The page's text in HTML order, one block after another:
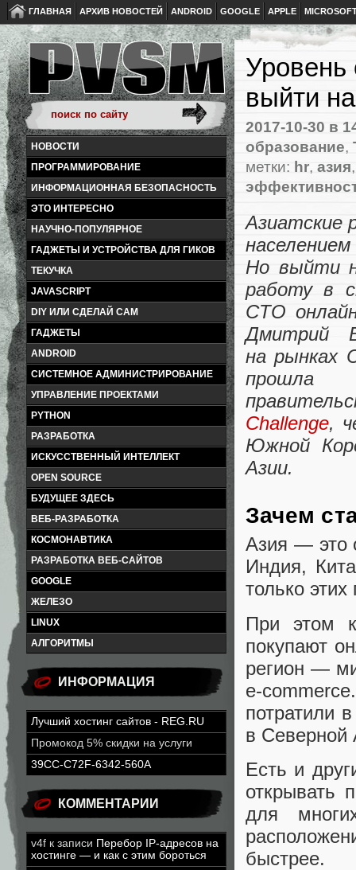
ГЛАВНАЯ АРХИВ НОВОСТЕЙ ANDROID GOOGLE APPLE
НОВОСТИ
ПРОГРАММИРОВАНИЕ
ИНФОРМАЦИОННАЯ БЕЗОПАСНОСТЬ
ЭТО ИНТЕРЕСНО
НАУЧНО-ПОПУЛЯРНОЕ
ГАДЖЕТЫ И УСТРОЙСТВА ДЛЯ ГИКОВ
ТЕКУЧКА
JAVASCRIPT
DIY ИЛИ СДЕЛАЙ САМ
ГАДЖЕТЫ
ANDROID
СИСТЕМНОЕ АДМИНИСТРИРОВАНИЕ
УПРАВЛЕНИЕ ПРОЕКТАМИ
PYTHON
РАЗРАБОТКА
ИСКУССТВЕННЫЙ ИНТЕЛЛЕКТ
OPEN SOURCE
БУДУЩЕЕ ЗДЕСЬ
ВЕБ-РАЗРАБОТКА
КОСМОНАВТИКА
РАЗРАБОТКА ВЕБ-САЙТОВ
GOOGLE
ЖЕЛЕЗО
LINUX
АЛГОРИТМЫ
ИНФОРМАЦИЯ
Лучший хостинг сайтов - REG.RU
Промокод 5% скидки на услуги
39CC-C72F-6342-560A
КОММЕНТАРИИ
v4f к записи Перебор IP-адресов на
хостинге — и как с этим бороться
Уровень
выйти
2017-10-30 в
образование,
метки: hr, азия
Азиатские
Но выйти
работу в
CTO
Дмитрий
на рынках
прошла
Challenge,
Южной
Азии.
Зачем
Азия — это
Индия,
только
При этом
покупают
регион —
e-
потратили
в Северной
Есть и
открывать
для
быстрее.